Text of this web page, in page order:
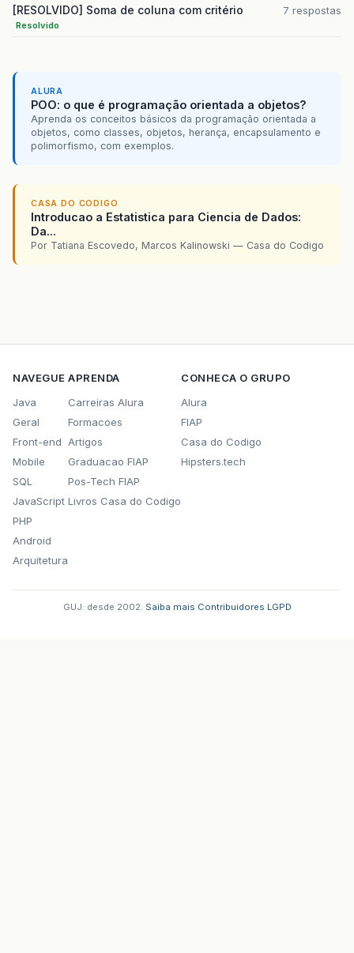
[RESOLVIDO] Soma de coluna com critério
Resolvido
7 respostas
ALURA
POO: o que é programação orientada a objetos?
Aprenda os conceitos básicos da programação orientada a
objetos, como classes, objetos, herança, encapsulamento e
polimorfismo, com exemplos.
CASA DO CODIGO
Introducao a Estatistica para Ciencia de Dados:
Da...
Por Tatiana Escovedo, Marcos Kalinowski — Casa do Codigo
NAVEGUE
Java
Geral
Front-end
Mobile
SQL
JavaScript
PHP
Android
Arquitetura
APRENDA
Carreiras Alura
Formacoes
Artigos
Graduacao FIAP
Pos-Tech FIAP
Livros Casa do Codigo
CONHECA O GRUPO
Alura
FIAP
Casa do Codigo
Hipsters.tech
GUJ: desde 2002. Saiba mais Contribuidores LGPD